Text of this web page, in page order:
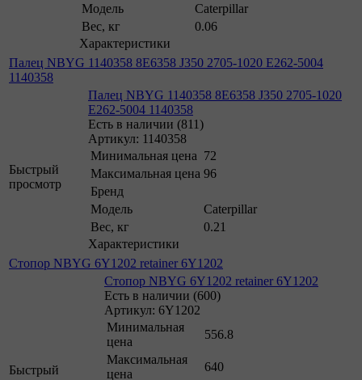
Модель
Caterpillar
Вес, кг
0.06
Характеристики
Палец NBYG 1140358 8E6358 J350 2705-1020 E262-5004
1140358
Быстрый
просмотр
Палец NBYG 1140358 8E6358 J350 2705-1020
E262-5004 1140358
Есть в наличии (811)
Артикул: 1140358
Минимальная цена 72
Максимальная цена 96
Бренд
Модель
Caterpillar
Вес, кг
0.21
Характеристики
Стопор NBYG 6Y1202 retainer 6Y1202
Быстрый
Стопор NBYG 6Y1202 retainer 6Y1202
Есть в наличии (600)
Артикул: 6Y1202
Минимальная
цена
556.8
Максимальная
цена
640